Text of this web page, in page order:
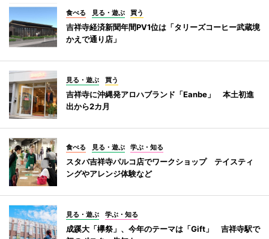
食べる 見る・遊ぶ 買う
吉祥寺経済新聞年間PV1位は「タリーズコーヒー武蔵境
かえで通り店」
見る・遊ぶ 買う
吉祥寺に沖縄発アロハブランド「Eanbe」 本土初進
出から2カ月
食べる 見る・遊ぶ 学ぶ・知る
スタバ吉祥寺パルコ店でワークショップ テイスティ
ングやアレンジ体験など
見る・遊ぶ 学ぶ・知る
成蹊大「欅祭」、今年のテーマは「Gift」 吉祥寺駅で